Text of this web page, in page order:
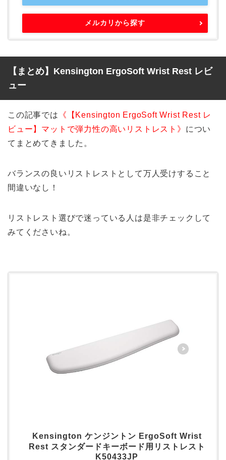
メルカリから探す
【まとめ】Kensington ErgoSoft Wrist Rest レビ
ュー
この記事では
《【Kensington ErgoSoft Wrist Rest レ
ビュー】マットで弾力性の高いリストレスト》 につい
てまとめてきました。
バランスの良いリストレストとして万人受けすること
間違いなし！
リストレスト選びで迷っている人は是非チェックして
みてくださいね。
Kensington ケンジントン ErgoSoft Wrist
Rest スタンダードキーボード用リストレスト
K50433JP